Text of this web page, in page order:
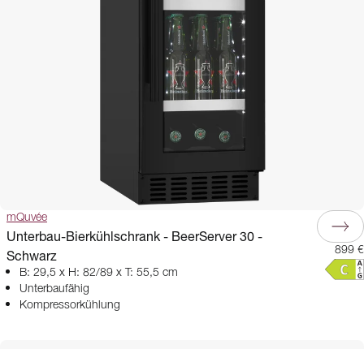
mQuvée
Unterbau-Bierkühlschrank - BeerServer 30 -
Schwarz
B: 29,5 x H: 82/89 x T: 55,5 cm
Unterbaufähig
Kompressorkühlung
899 €